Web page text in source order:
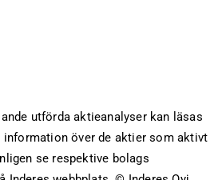
utförda aktieanalyser kan läsas
information över de aktier som aktivt
se respektive bolags